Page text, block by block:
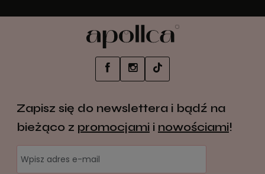
Zapisz się do newslettera i bądź na
bieżąco z promocjami i nowościami!